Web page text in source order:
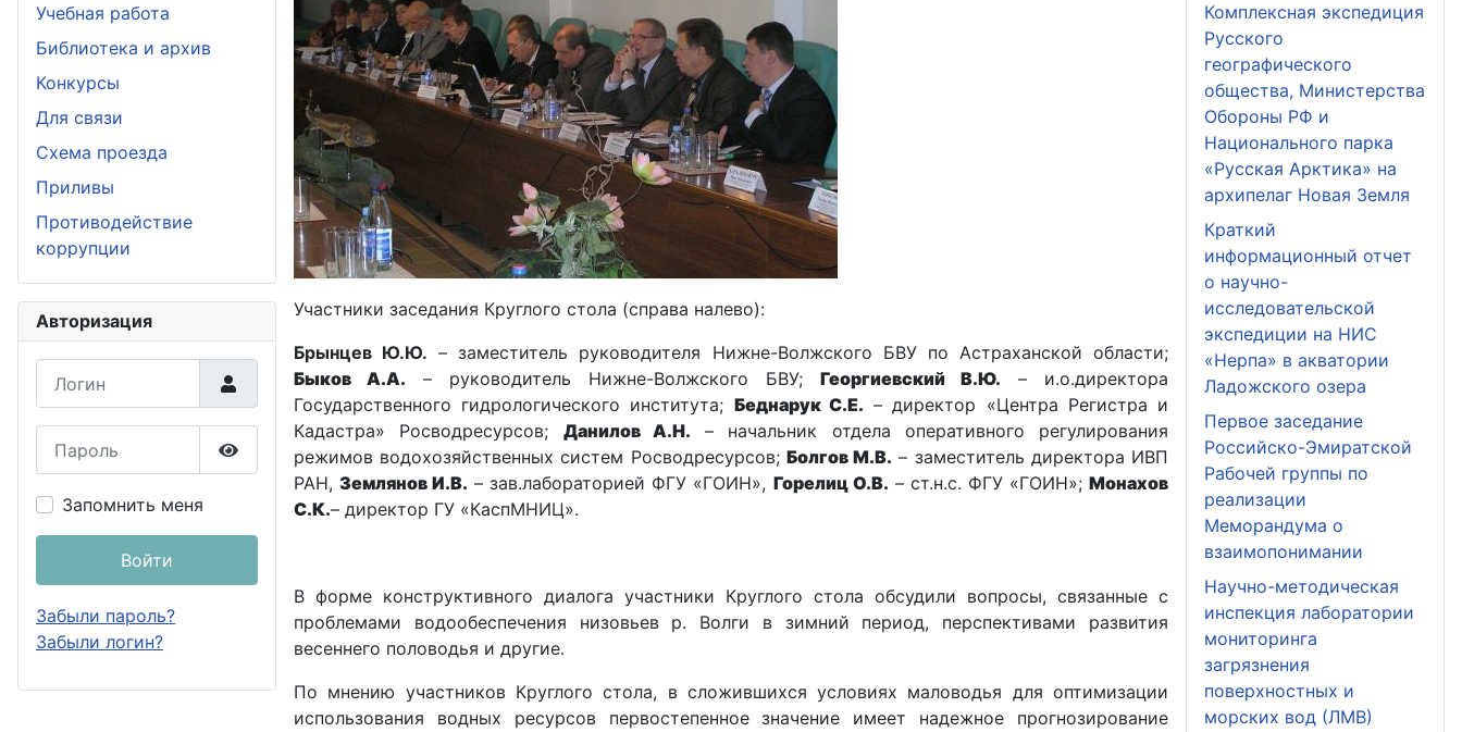
Учебная работа
Библиотека и архив
Конкурсы
Для связи
Схема проезда
Приливы
Противодействие
коррупции
Авторизация
Показать пароль
Запомнить меня
Войти
Забыли пароль?
Забыли логин?
Участники заседания Круглого стола (справа налево):
Брынцев Ю.Ю. – заместитель руководителя Нижне-Волжского БВУ по Астраханской области;
Быков А.А. – руководитель Нижне-Волжского БВУ; Георгиевский В.Ю. – и.о.директора
Государственного гидрологического института; Беднарук С.Е. – директор «Центра Регистра и
Кадастра» Росводресурсов; Данилов А.Н. – начальник отдела оперативного регулирования
режимов водохозяйственных систем Росводресурсов; Болгов М.В. – заместитель директора ИВП
РАН,Землянов И.В. – зав.лабораторией ФГУ «ГОИН», Горелиц О.В. – ст.н.с. ФГУ «ГОИН»;Монахов
С.К.– директор ГУ «КаспМНИЦ».
В форме конструктивного диалога участники Круглого стола обсудили вопросы, связанные с
проблемами водообеспечения низовьев р. Волги в зимний период, перспективами развития
весеннего половодья и другие.
По мнению участников Круглого стола, в сложившихся условиях маловодья для оптимизации
использования водных ресурсов первостепенное значение имеет надежное прогнозирование
Комплексная экспедиция
Русского
географического
общества, Министерства
Обороны РФ и
Национального парка
«Русская Арктика» на
архипелаг Новая Земля
Краткий
информационный отчет
о научно-
исследовательской
экспедиции на НИС
«Нерпа» в акватории
Ладожского озера
Первое заседание
Российско-Эмиратской
Рабочей группы по
реализации
Меморандума о
взаимопонимании
Научно-методическая
инспекция лаборатории
мониторинга
загрязнения
поверхностных и
морских вод (ЛМВ)